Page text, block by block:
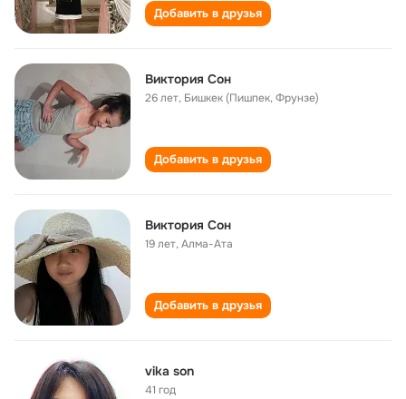
Добавить в друзья
Виктория Сон
26 лет, Бишкек (Пишпек, Фрунзе)
Добавить в друзья
Виктория Сон
19 лет,Алма-Ата
Добавить в друзья
vika son
41 год